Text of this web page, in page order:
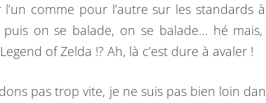
comme pour l’autre sur les standards
puis on se balade, on se balade… hé
of Zelda !? Ah, là c’est dure à avaler !
pas trop vite, je ne suis pas bien loin